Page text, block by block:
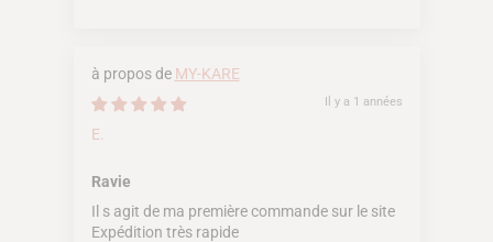
MY-KARE
Il y a 1 années
E.
Ravie
Il s agit de ma première commande sur le site
Expédition très rapide